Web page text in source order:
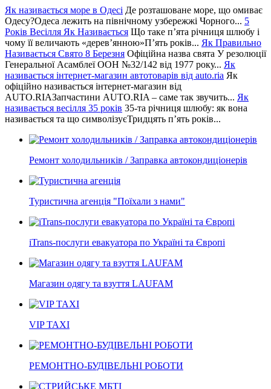
Як називається море в Одесі Де розташоване море, що омиває
Одесу?Одеса лежить на північному узбережжі Чорного... 5
Років Весілля Як Називається Що таке п’ята річниця шлюбу і
чому її величають «дерев’янною»П’ять років... Як Правильно
Називається Свято 8 Березня Офіційна назва свята У резолюції
Генеральної Асамблеї ООН №32/142 від 1977 року... Як
називається інтернет-магазин автотоварів від auto.ria Як
офіційно називається інтернет-магазин від
AUTO.RIAЗапчастини AUTO.RIA – саме так звучить... Як
називається весілля 35 років 35-та річниця шлюбу: як вона
називається та що символізуєТридцять п’ять років...
Ремонт холодильників / Заправка автокондиціонерів
Туристична агенція "Поїхали з нами"
iTrans-послуги евакуатора по Україні та Європі
Магазин одягу та взуття LAUFAM
VIP TAXI
РЕМОНТНО-БУДІВЕЛЬНІ РОБОТИ